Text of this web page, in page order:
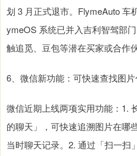
划 3 月正式退市。FlymeAuto 车
ymeOS 系统已并入吉利智驾部
触追觅、豆包等潜在买家或合作
6、微信新功能：可快速查找图
微信近期上线两项实用功能：1.
的聊天」，可快速追溯图片在哪
当时聊天记录。2. 通过「扫一扫